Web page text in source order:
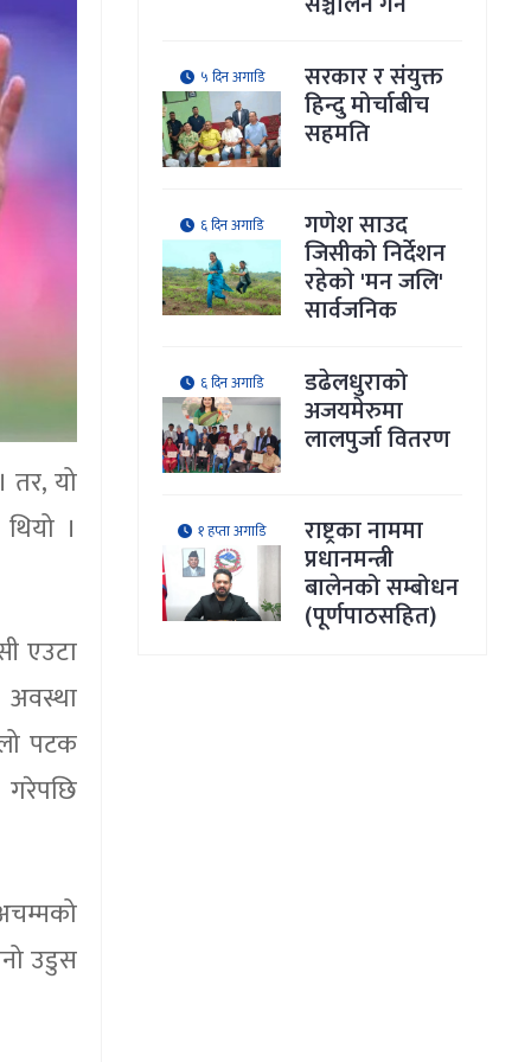
तर, यो
।
एउटा
अवस्था
पटक
उडुस
५ दिन अगाडि सरकार र संयुक्त
हिन्दु मोर्चाबीच
सहमति
६ दिन अगाडि गणेश साउद
जिसीको निर्देशन
रहेकाे 'मन जलि'
सार्वजनिक
६ दिन अगाडि डढेलधुराको
अजयमेरुमा
लालपुर्जा वितरण
१ हप्ता अगाडि राष्ट्रका नाममा
प्रधानमन्त्री
बालेनको सम्बोधन
(पूर्णपाठसहित)